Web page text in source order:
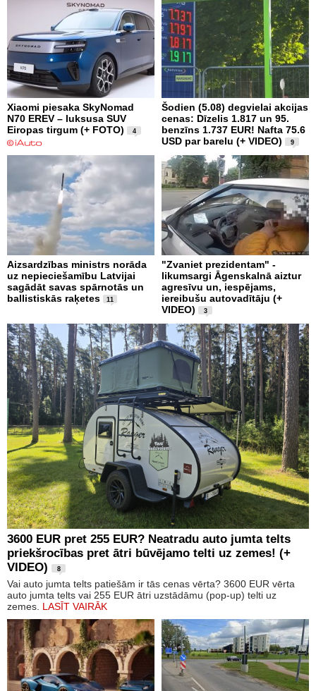
Xiaomi piesaka SkyNomad
N70 EREV – luksusa SUV
Eiropas tirgum (+ FOTO)
4
Šodien (5.08) degvielai akcijas
cenas: Dīzelis 1.817 un 95.
benzīns 1.737 EUR! Nafta 75.6
USD par barelu (+ VIDEO)
9
Aizsardzības ministrs norāda
uz nepieciešamību Latvijai
sagādāt savas spārnotās un
ballistiskās raķetes
11
"Zvaniet prezidentam" -
likumsargi Āgenskalnā aiztur
agresīvu un, iespējams,
iereibušu autovadītāju (+
VIDEO)
3
3600 EUR pret 255 EUR? Neatradu auto jumta telts
priekšrocības pret ātri būvējamo telti uz zemes! (+
VIDEO)
8
Vai auto jumta telts patiešām ir tās cenas vērta? 3600 EUR vērta
auto jumta telts vai 255 EUR ātri uzstādāmu (pop-up) telti uz
zemes. LASĪT VAIRĀK